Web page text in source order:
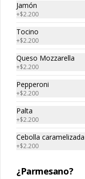
Jamón
+$2.200
Tocino
+$2.200
Queso Mozzarella
+$2.200
Pepperoni
+$2.200
Palta
+$2.200
Cebolla caramelizada
+$2.200
¿Parmesano?